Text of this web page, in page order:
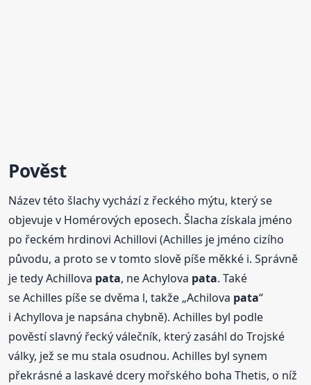
Pověst
Název této šlachy vychází z řeckého mýtu, který se
objevuje v Homérových eposech. Šlacha získala jméno
po řeckém hrdinovi Achillovi (Achilles je jméno cizího
původu, a proto se v tomto slově píše měkké i. Správně
je tedy Achillova pata, ne Achylova pata. Také
se Achilles píše se dvěma l, takže „Achilova pata“
i Achyllova je napsána chybně). Achilles byl podle
pověstí slavný řecký válečník, který zasáhl do Trojské
války, jež se mu stala osudnou. Achilles byl synem
překrásné a laskavé dcery mořského boha Thetis, o níž